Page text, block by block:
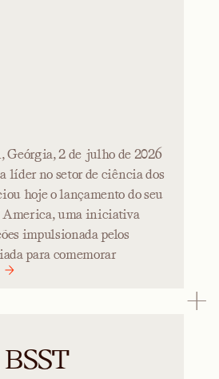
2 de julho de 2026
líder no setor de ciência dos
hoje o lançamento do seu
uma iniciativa
impulsionada pelos
para comemorar